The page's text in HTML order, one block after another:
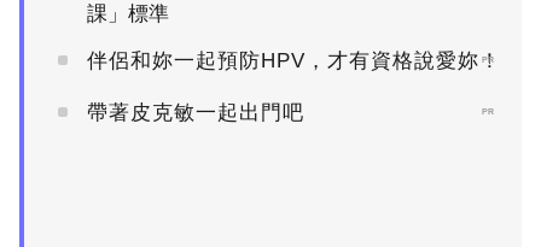
課」標準
伴侶和妳一起預防HPV，才有資格說愛妳！
PR
帶著皮克敏一起出門吧 PR